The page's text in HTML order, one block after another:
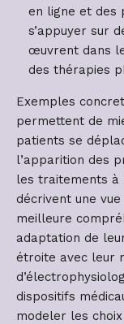
en ligne et des
s’appuyer sur
œuvrent dans
des thérapies
Exemples
permettent de
patients se
l’apparition des
les traitements à
décrivent une vue
meilleure
adaptation de
étroite avec leur
dispositifs
modeler les